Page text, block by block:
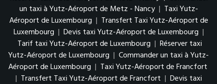
un taxi à Yutz-Aéroport de Metz - Nancy | Taxi Yutz-
Aéroport de Luxembourg | Transfert Taxi Yutz-Aéroport de
Luxembourg | Devis taxi Yutz-Aéroport de Luxembourg |
Tarif taxi Yutz-Aéroport de Luxembourg | Réserver taxi
Yutz-Aéroport de Luxembourg | Commander un taxi à Yutz-
Aéroport de Luxembourg | Taxi Yutz-Aéroport de Francfort
| Transfert Taxi Yutz-Aéroport de Francfort | Devis taxi